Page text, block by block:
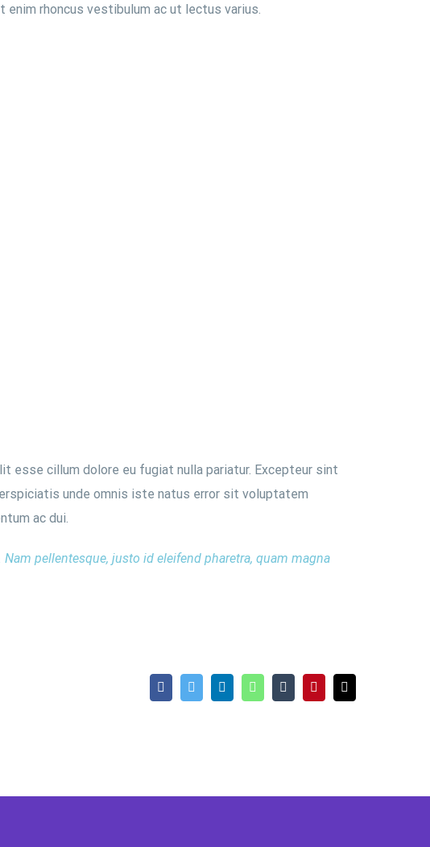
rhoncus vestibulum ac ut lectus varius.
esse cillum dolore eu fugiat nulla pariatur. Excepteur sint
unde omnis iste natus error sit voluptatem
ac dui.
pellentesque, justo id eleifend pharetra, quam magna